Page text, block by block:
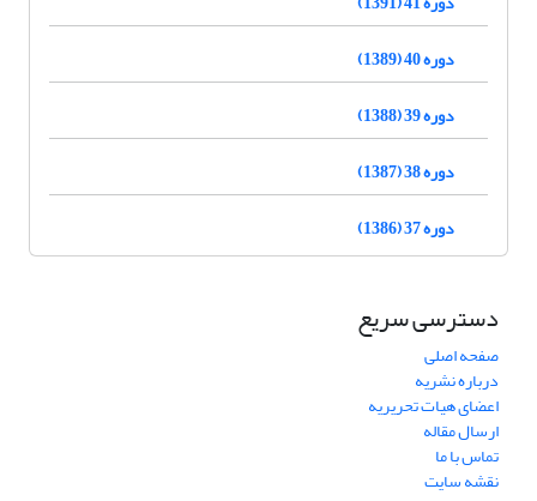
دوره 40 (1389)
دوره 39 (1388)
دوره 38 (1387)
دوره 37 (1386)
دسترسی سریع
صفحه اصلی
درباره نشریه
اعضای هیات تحریریه
ارسال مقاله
تماس با ما
نقشه سایت